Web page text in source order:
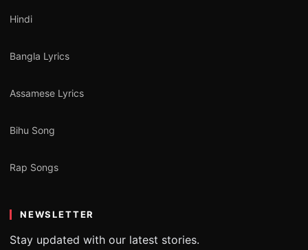
Hindi
Bangla Lyrics
Assamese Lyrics
Bihu Song
Rap Songs
NEWSLETTER
Stay updated with our latest stories.